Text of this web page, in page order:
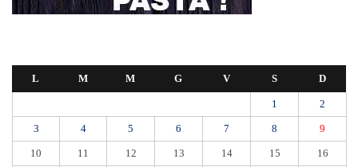
L M M G V S D
1 2
3 4 5 6 7 8 9
10 11 12 13 14 15 16